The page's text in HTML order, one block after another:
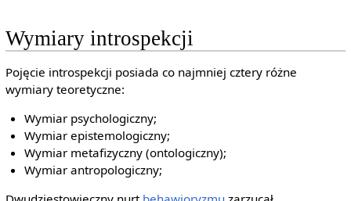
Wymiary introspekcji
Pojęcie introspekcji posiada co najmniej cztery różne
wymiary teoretyczne:
Wymiar psychologiczny;
Wymiar epistemologiczny;
Wymiar metafizyczny (ontologiczny);
Wymiar antropologiczny;